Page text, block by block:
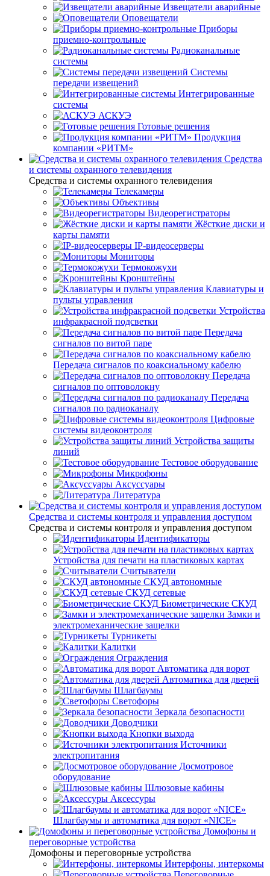
Извещатели аварийные
Оповещатели
Приборы
приемно-контрольные
Радиоканальные
системы
Системы
передачи извещений
Интегрированные
системы
АСКУЭ
Готовые решения
Продукция
компании «РИТМ»
Средства
и системы охранного телевидения
Средства и системы охранного телевидения
Телекамеры
Объективы
Видеорегистраторы
Жёсткие диски и
карты памяти
IP-видеосерверы
Мониторы
Термокожухи
Кронштейны
Клавиатуры и
пульты управления
Устройства
инфракрасной подсветки
Передача
сигналов по витой паре
Передача сигналов по коаксиальному кабелю
Передача
сигналов по оптоволокну
Передача
сигналов по радиоканалу
Цифровые
системы видеоконтроля
Устройства защиты
линий
Тестовое оборудование
Микрофоны
Аксуссуары
Литература
Средства и системы контроля и управления доступом
Средства и системы контроля и управления доступом
Идентификаторы
Устройства для печати на пластиковых картах
Считыватели
СКУД автономные
СКУД сетевые
Биометрические СКУД
Замки и
электромеханические защелки
Турникеты
Калитки
Ограждения
Автоматика для ворот
Автоматика для дверей
Шлагбаумы
Светофоры
Зеркала безопасности
Доводчики
Кнопки выхода
Источники
электропитания
Досмотровое
оборудование
Шлюзовые кабины
Аксессуры
Шлагбаумы и автоматика для ворот «NICE»
Домофоны и
переговорные устройства
Домофоны и переговорные устройства
Интерфоны, интеркомы